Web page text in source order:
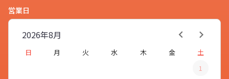
営業日
8月
2026年
日 月 火 水 木 金
土
1